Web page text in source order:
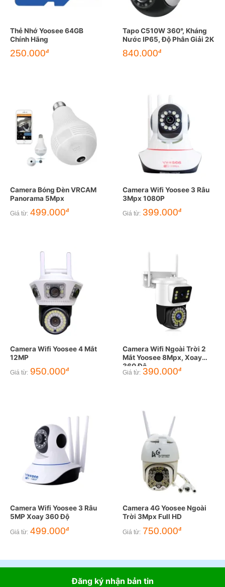
Thẻ Nhớ Yoosee 64GB
Chính Hãng
250.000đ
Tapo C510W 360°, Kháng
Nước IP65, Độ Phân Giải 2K
840.000đ
Camera Bóng Đèn VRCAM
Panorama 5Mpx
Giá từ: 499.000đ
Camera Wifi Yoosee 3 Râu
3Mpx 1080P
Giá từ: 399.000đ
Camera Wifi Yoosee 4 Mắt
12MP
Giá từ: 950.000đ
Camera Wifi Ngoài Trời 2
Mắt Yoosee 8Mpx, Xoay
360 Độ
Giá từ: 390.000đ
Camera Wifi Yoosee 3 Râu
5MP Xoay 360 Độ
Giá từ: 499.000đ
Camera 4G Yoosee Ngoài
Trời 3Mpx Full HD
Giá từ: 750.000đ
Đăng ký nhận bản tin